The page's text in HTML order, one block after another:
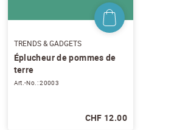
Éplucheur de pommes de
terre
Art.-No.: 20003
TRENDS & GADGETS
CHF 12.00